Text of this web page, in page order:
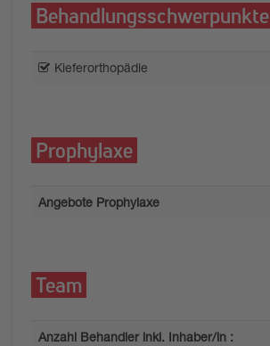
Behandlungsschwerpunkte
Kieferorthopädie
Prophylaxe
Angebote Prophylaxe
Team
Anzahl Behandler inkl. Inhaber/in :